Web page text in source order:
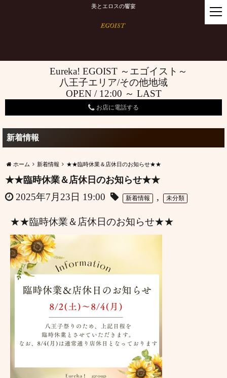
美とエロスの饗宴
Eureka! EGOIST ～エゴイスト～
八王子エリア/その他地域
OPEN / 12:00 ～ LAST
お店に電話する
新着情報
ホーム 新着情報 ★★臨時休業＆店休日のお知らせ★★
★★臨時休業＆店休日のお知らせ★★
2025年7月23日 19:00 新着情報 , 未分類
★★臨時休業＆店休日のお知らせ★★
t
o
g
a
i